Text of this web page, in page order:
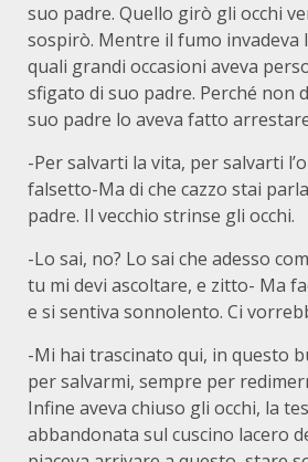
suo padre. Quello girò gli occhi
sospirò. Mentre il fumo invadeva
quali grandi occasioni aveva
sfigato di suo padre. Perché non
suo padre lo aveva fatto
-Per salvarti la vita, per salvarti
falsetto-Ma di che cazzo stai
padre. Il vecchio strinse gli occhi.
-Lo sai, no? Lo sai che adesso
tu mi devi ascoltare, e zitto- Ma
e si sentiva sonnolento. Ci
-Mi hai trascinato qui, in questo
per salvarmi, sempre per
Infine aveva chiuso gli occhi, la
abbandonata sul cuscino lacero